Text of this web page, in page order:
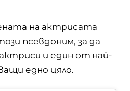
на актрисата
псевдоним, за да
и един от най-
едно цяло.